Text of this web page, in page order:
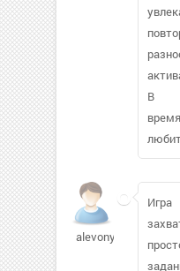
В
alevonyan906